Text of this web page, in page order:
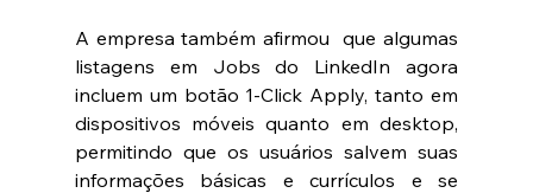
A empresa também afirmou  que algumas
listagens em Jobs do LinkedIn agora
incluem um botão 1-Click Apply, tanto em
dispositivos móveis quanto em desktop,
permitindo que os usuários salvem suas
informações básicas e currículos e se